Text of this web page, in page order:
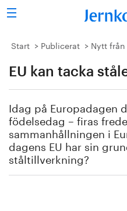
Sök
Stålindustrin
Vision 2050
Forskning/utbildning
Energi/miljö
Vi tycker
Start Publicerat Nytt
EU kan tacka
Idag på Europadagen
födelsedag – firas
sammanhållningen i
dagens EU har sin
ståltillverkning?